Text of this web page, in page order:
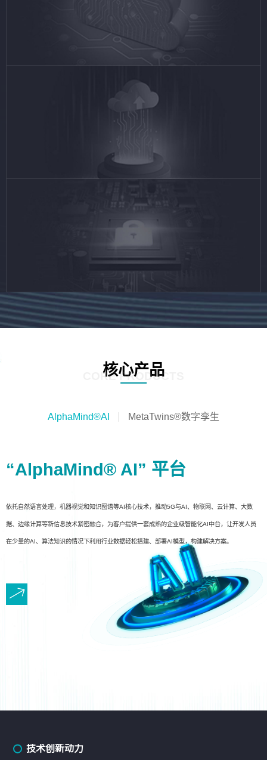
核心产品
CORE PRODUCTS
AlphaMind®AI MetaTwins®数字孪生
“AlphaMind® AI” 平台
依托自然语言处理，机器视觉和知识图谱等AI核心技术，推动5G与AI、物联网、云计算、大数
据、边缘计算等新信息技术紧密融合，为客户提供一套成熟的企业级智能化AI中台，让开发人员
在少量的AI、算法知识的情况下利用行业数据轻松搭建、部署AI模型，构建解决方案。
技术创新动力